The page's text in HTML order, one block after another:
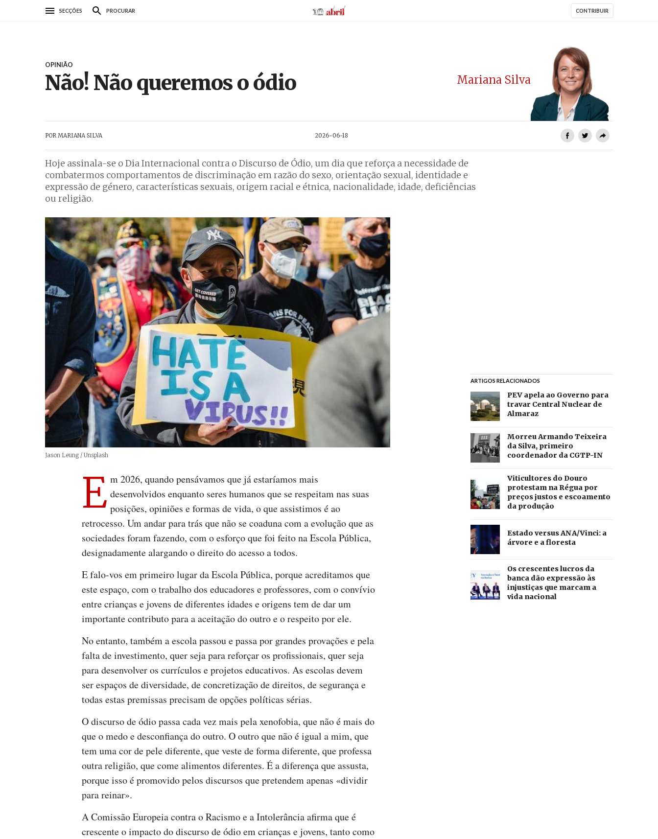
SECÇÕES PROCURAR AbrilAbril CONTRIBUIR
OPINIÃO
Não! Não queremos o ódio Mariana Silva
POR MARIANA SILVA 2026-06-18
Hoje assinala-se o Dia Internacional contra o Discurso de Ódio, um dia que reforça a necessidade de
combatermos comportamentos de discriminação em razão do sexo, orientação sexual, identidade e
expressão de género, características sexuais, origem racial e étnica, nacionalidade, idade, deficiências
ou religião.
Créditos
Jason Leung / Unsplash
E m 2026, quando pensávamos que já estaríamos mais
desenvolvidos enquanto seres humanos que se respeitam nas suas
posições, opiniões e formas de vida, o que assistimos é ao
retrocesso. Um andar para trás que não se coaduna com a evolução que as
sociedades foram fazendo, com o esforço que foi feito na Escola Pública,
designadamente alargando o direito do acesso a todos.
E falo-vos em primeiro lugar da Escola Pública, porque acreditamos que
este espaço, com o trabalho dos educadores e professores, com o convívio
entre crianças e jovens de diferentes idades e origens tem de dar um
importante contributo para a aceitação do outro e o respeito por ele.
No entanto, também a escola passou e passa por grandes provações e pela
falta de investimento, quer seja para reforçar os profissionais, quer seja
para desenvolver os currículos e projetos educativos. As escolas devem
ser espaços de diversidade, de concretização de direitos, de segurança e
todas estas premissas precisam de opções políticas sérias.
O discurso de ódio passa cada vez mais pela xenofobia, que não é mais do
que o medo e desconfiança do outro. O outro que não é igual a mim, que
tem uma cor de pele diferente, que veste de forma diferente, que professa
outra religião, que come alimentos diferentes. É a diferença que assusta,
porque isso é promovido pelos discursos que pretendem apenas «dividir
para reinar».
A Comissão Europeia contra o Racismo e a Intolerância afirma que é
crescente o impacto do discurso de ódio em crianças e jovens, tanto como
ARTIGOS RELACIONADOS
PEV apela ao Governo para
travar Central Nuclear de
Almaraz
Morreu Armando Teixeira
da Silva, primeiro
coordenador da CGTP-IN
Viticultores do Douro
protestam na Régua por
preços justos e escoamento
da produção
Estado versus ANA/Vinci: a
árvore e a floresta
Os crescentes lucros da
banca dão expressão às
injustiças que marcam a
vida nacional